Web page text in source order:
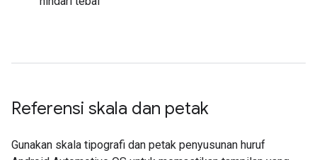
Referensi skala dan petak
Gunakan skala tipografi dan petak penyusunan huruf